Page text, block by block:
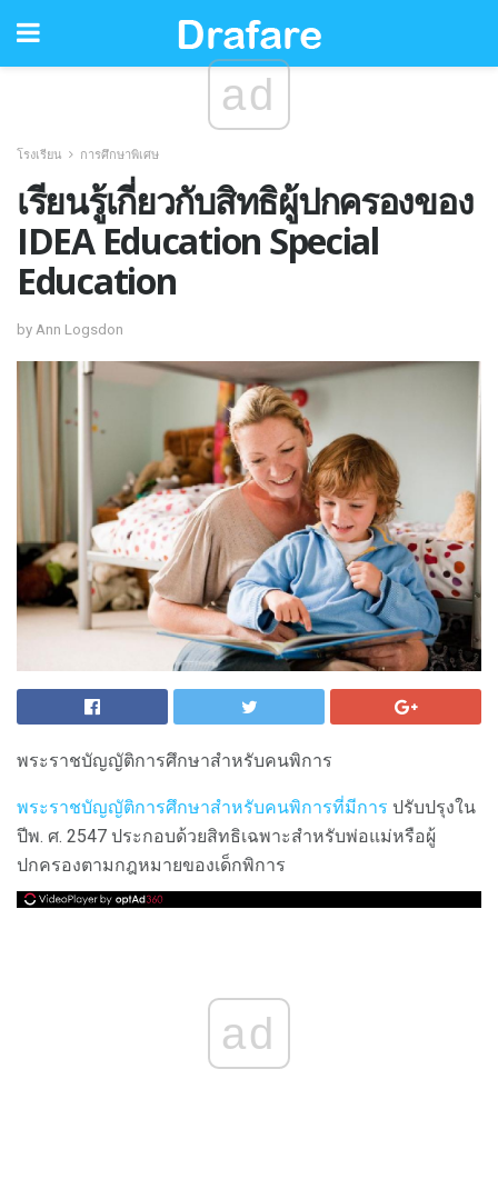
ad
โรงเรียน การศึกษาพิเศษ
เรียนรู้เกี่ยวกับสิทธิผู้ปกครองของ
IDEA Education Special
Education
by Ann Logsdon
พระราชบัญญัติการศึกษาสำหรับคนพิการ
พระราชบัญญัติการศึกษาสำหรับคนพิการที่มีการ ปรับปรุงใน
ปีพ. ศ. 2547 ประกอบด้วยสิทธิเฉพาะสำหรับพ่อแม่หรือผู้
ปกครองตามกฎหมายของเด็กพิการ
ad